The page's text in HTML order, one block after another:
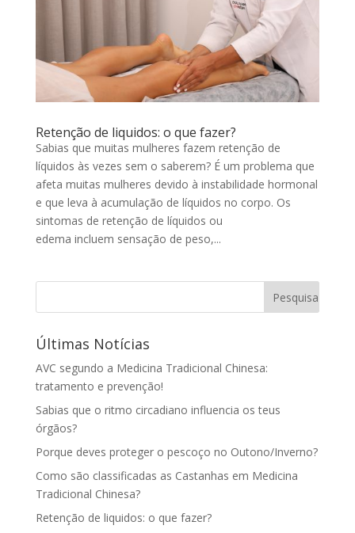
Retenção de liquidos: o que fazer?
Sabias que muitas mulheres fazem retenção de
líquidos às vezes sem o saberem? É um problema que
afeta muitas mulheres devido à instabilidade hormonal
e que leva à acumulação de líquidos no corpo. Os
sintomas de retenção de líquidos ou
edema incluem sensação de peso,...
Últimas Notícias
AVC segundo a Medicina Tradicional Chinesa:
tratamento e prevenção!
Sabias que o ritmo circadiano influencia os teus
órgãos?
Porque deves proteger o pescoço no Outono/Inverno?
Como são classificadas as Castanhas em Medicina
Tradicional Chinesa?
Retenção de liquidos: o que fazer?